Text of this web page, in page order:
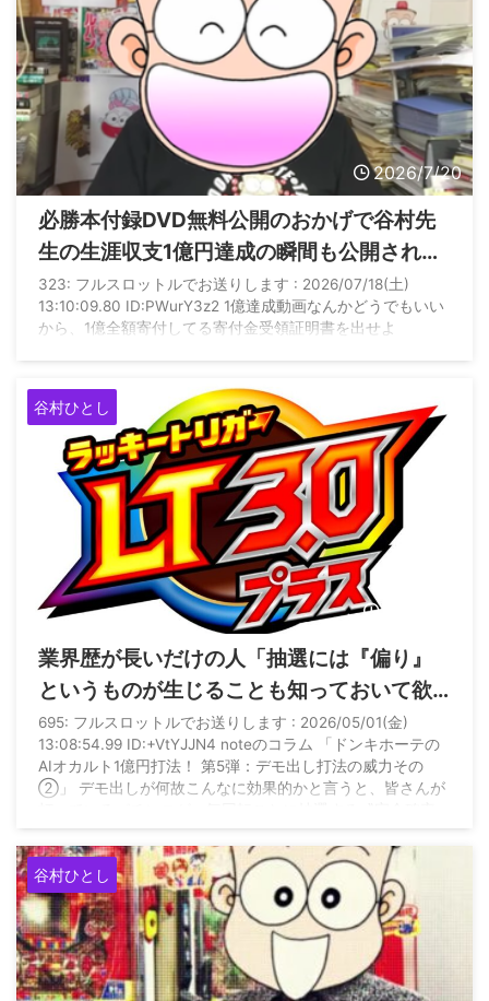
2026/7/20
必勝本付録DVD無料公開のおかげで谷村先
生の生涯収支1億円達成の瞬間も公開されて
しまう
323: フルスロットルでお送りします : 2026/07/18(土)
13:10:09.80 ID:PWurY3z2 1億達成動画なんかどうでもいい
から、1億全額寄付してる寄付金受領証明書を出せよ
谷村ひとし
業界歴が長いだけの人「抽選には『偏り』
というものが生じることも知っておいて欲
しいのです。今やメーカーがその偏りを意
図的に仕込んだのがラッキートリガーで
す」
695: フルスロットルでお送りします : 2026/05/01(金)
13:08:54.99 ID:+VtYJJN4 noteのコラム 「ドンキホーテの
AIオカルト1億円打法！ 第5弾：デモ出し打法の威力その
②」 デモ出しが何故こんなに効果的かと言うと、皆さんが
〝そんなこと知らないよ〟って言ってる人も毎回、〝完全確
率一発抽選〟に振り回されていることは知っておいて下さ
い。 しかし、抽選には『偏り』（ ...
谷村ひとし